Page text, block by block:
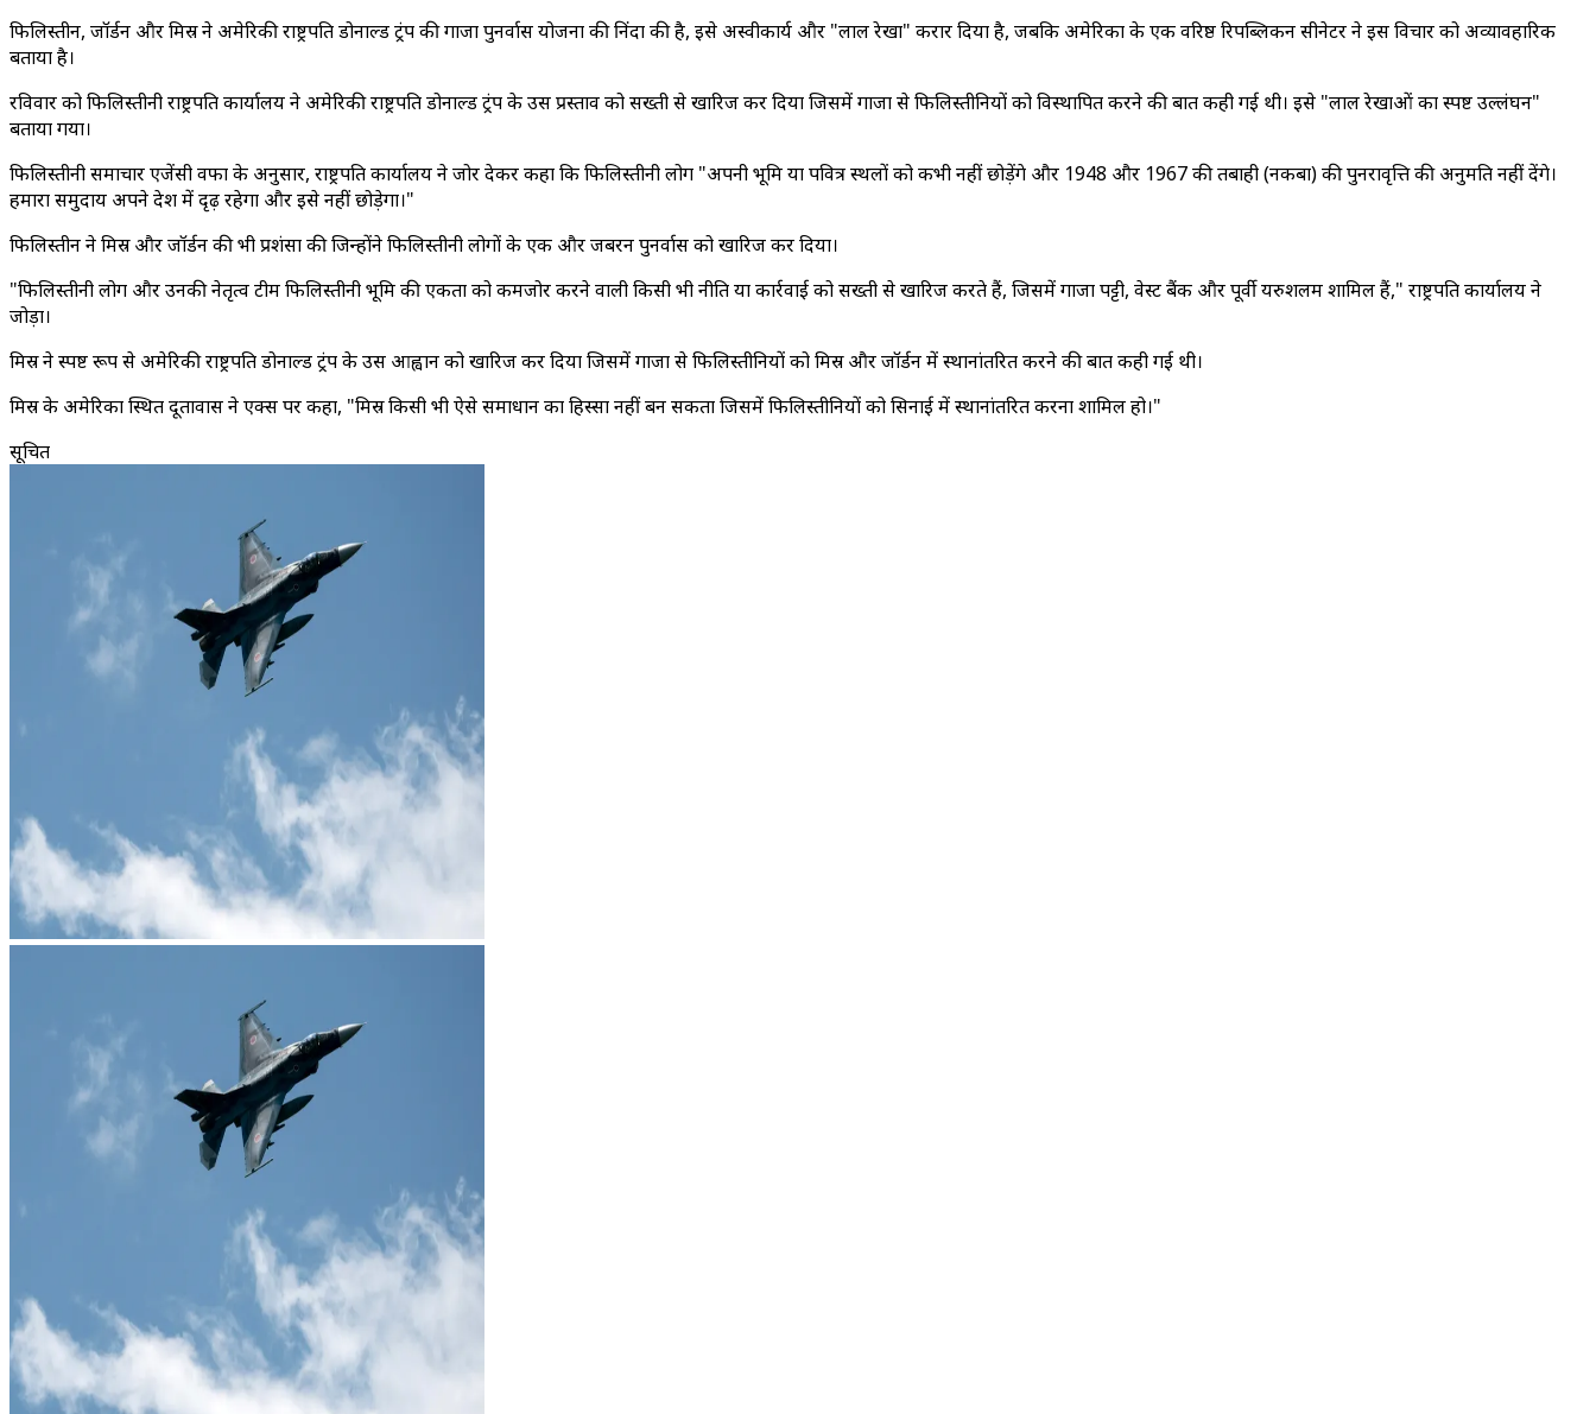
फिलिस्तीन, जॉर्डन और मिस्र ने अमेरिकी राष्ट्रपति डोनाल्ड ट्रंप की गाजा पुनर्वास योजना की निंदा की है, इसे अस्वीकार्य और "लाल रेखा" करार दिया है, जबकि अमेरिका के एक वरिष्ठ रिपब्लिकन सीनेटर ने इस विचार को अव्यावहारिक
बताया है।
रविवार को फिलिस्तीनी राष्ट्रपति कार्यालय ने अमेरिकी राष्ट्रपति डोनाल्ड ट्रंप के उस प्रस्ताव को सख्ती से खारिज कर दिया जिसमें गाजा से फिलिस्तीनियों को विस्थापित करने की बात कही गई थी। इसे "लाल रेखाओं का स्पष्ट उल्लंघन"
बताया गया।
फिलिस्तीनी समाचार एजेंसी वफा के अनुसार, राष्ट्रपति कार्यालय ने जोर देकर कहा कि फिलिस्तीनी लोग "अपनी भूमि या पवित्र स्थलों को कभी नहीं छोड़ेंगे और 1948 और 1967 की तबाही (नकबा) की पुनरावृत्ति की अनुमति नहीं देंगे।
हमारा समुदाय अपने देश में दृढ़ रहेगा और इसे नहीं छोड़ेगा।"
फिलिस्तीन ने मिस्र और जॉर्डन की भी प्रशंसा की जिन्होंने फिलिस्तीनी लोगों के एक और जबरन पुनर्वास को खारिज कर दिया।
"फिलिस्तीनी लोग और उनकी नेतृत्व टीम फिलिस्तीनी भूमि की एकता को कमजोर करने वाली किसी भी नीति या कार्रवाई को सख्ती से खारिज करते हैं, जिसमें गाजा पट्टी, वेस्ट बैंक और पूर्वी यरुशलम शामिल हैं," राष्ट्रपति कार्यालय ने
जोड़ा।
मिस्र ने स्पष्ट रूप से अमेरिकी राष्ट्रपति डोनाल्ड ट्रंप के उस आह्वान को खारिज कर दिया जिसमें गाजा से फिलिस्तीनियों को मिस्र और जॉर्डन में स्थानांतरित करने की बात कही गई थी।
मिस्र के अमेरिका स्थित दूतावास ने एक्स पर कहा, "मिस्र किसी भी ऐसे समाधान का हिस्सा नहीं बन सकता जिसमें फिलिस्तीनियों को सिनाई में स्थानांतरित करना शामिल हो।"
सूचित